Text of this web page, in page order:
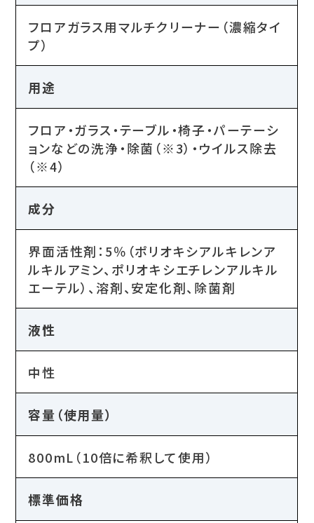
フロアガラス用マルチクリーナー（濃縮タイ
プ）
用途
フロア・ガラス・テーブル・椅子・パーテーシ
ョンなどの洗浄・除菌（※3）・ウイルス除去
（※4）
成分
界面活性剤：5％（ポリオキシアルキレンア
ルキルアミン、ポリオキシエチレンアルキル
エーテル）、溶剤、安定化剤、除菌剤
液性
中性
容量（使用量）
800mL（10倍に希釈して使用）
標準価格